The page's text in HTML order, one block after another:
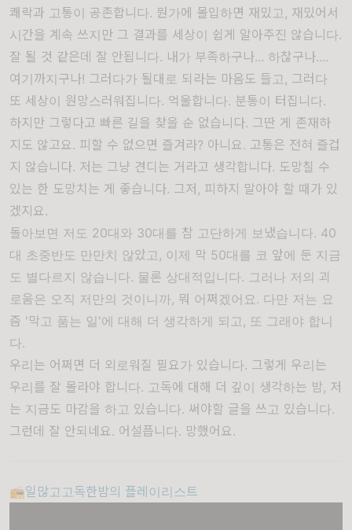
쾌락과 고통이 공존합니다. 뭔가에 몰입하면 재밌고, 재밌어서
시간을 계속 쓰지만 그 결과를 세상이 쉽게 알아주진 않습니다.
잘 될 것 같은데 잘 안됩니다. 내가 부족하구나... 하찮구나....
여기까지구나! 그러다가 될대로 되라는 마음도 들고, 그러다
또 세상이 원망스러워집니다. 억울합니다. 분통이 터집니다.
하지만 그렇다고 빠른 길을 찾을 순 없습니다. 그딴 게 존재하
지도 않고요. 피할 수 없으면 즐겨라? 아니요. 고통은 전혀 즐겁
지 않습니다. 저는 그냥 견디는 거라고 생각합니다. 도망칠 수
있는 한 도망치는 게 좋습니다. 그저, 피하지 말아야 할 때가 있
겠지요.
돌아보면 저도 20대와 30대를 참 고단하게 보냈습니다. 40
대 초중반도 만만치 않았고, 이제 막 50대를 코 앞에 둔 지금
도 별다르지 않습니다. 물론 상대적입니다. 그러나 저의 괴
로움은 오직 저만의 것이니까, 뭐 어쩌겠어요. 다만 저는 요
즘 '막고 품는 일'에 대해 더 생각하게 되고, 또 그래야 합니
다.
우리는 어쩌면 더 외로워질 필요가 있습니다. 그렇게 우리는
우리를 잘 몰라야 합니다. 고독에 대해 더 깊이 생각하는 밤, 저
는 지금도 마감을 하고 있습니다. 써야할 글을 쓰고 있습니다.
그런데 잘 안되네요. 어설픕니다. 망했어요.
📻일많고고독한밤의 플레이리스트